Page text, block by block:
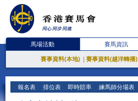
馬場活動 賽馬資訊
賽事資料(本地) 賽事資料(越洋轉播)
報名表 排位表 即時賠率 練馬師分場表